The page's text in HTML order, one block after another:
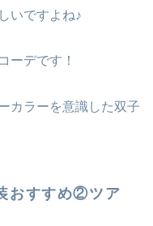
いですよね♪
ーデです！
カラーを意識した双子
おすすめ②ツア